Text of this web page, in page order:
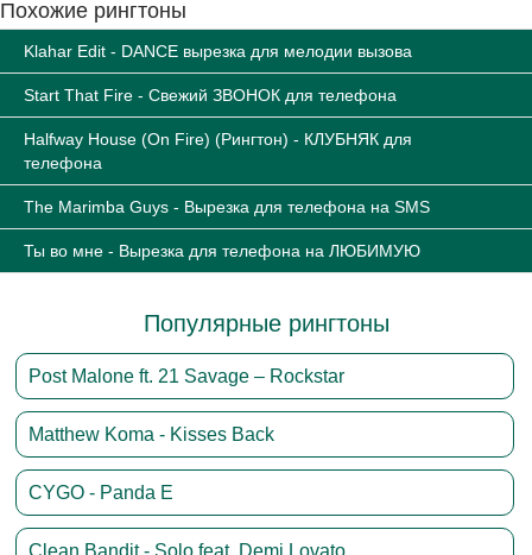
Похожие рингтоны
Klahar Edit - DANCE вырезка для мелодии вызова
Start That Fire - Свежий ЗВОНОК для телефона
Halfway House (On Fire) (Рингтон) - КЛУБНЯК для
телефона
The Marimba Guys - Вырезка для телефона на SMS
Ты во мне - Вырезка для телефона на ЛЮБИМУЮ
Популярные рингтоны
Post Malone ft. 21 Savage – Rockstar
Matthew Koma - Kisses Back
CYGO - Panda E
Clean Bandit - Solo feat. Demi Lovato